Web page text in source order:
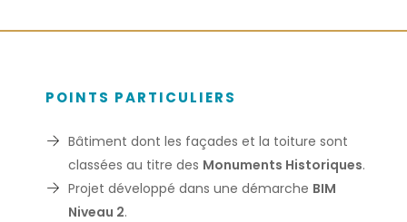
POINTS PARTICULIERS
Bâtiment dont les façades et la toiture sont
classées au titre des Monuments Historiques.
Projet développé dans une démarche BIM
Niveau 2.